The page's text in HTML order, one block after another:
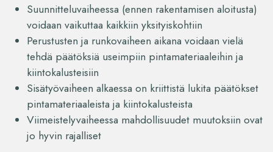
Suunnitteluvaiheessa (ennen rakentamisen aloitusta)
voidaan vaikuttaa kaikkiin yksityiskohtiin
Perustusten ja runkovaiheen aikana voidaan vielä
tehdä päätöksiä useimpiin pintamateriaaleihin ja
kiintokalusteisiin
Sisätyövaiheen alkaessa on kriittistä lukita päätökset
pintamateriaaleista ja kiintokalusteista
Viimeistelyvaiheessa mahdollisuudet muutoksiin ovat
jo hyvin rajalliset